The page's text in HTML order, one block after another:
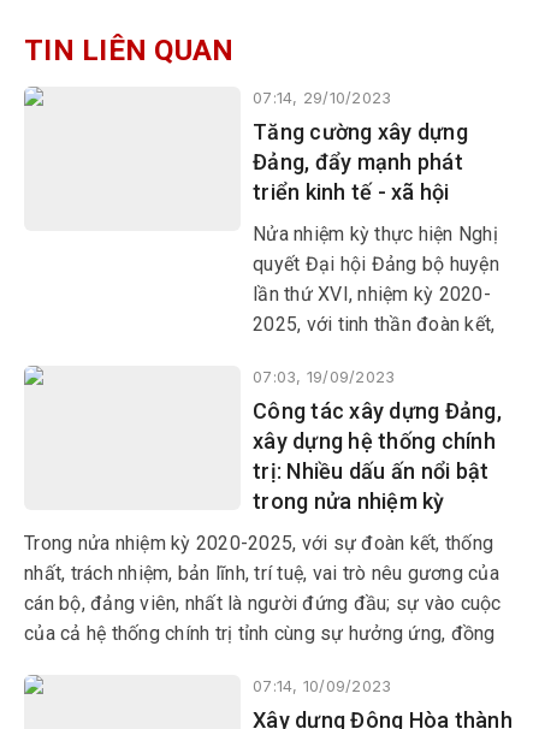
TIN LIÊN QUAN
07:14, 29/10/2023
Tăng cường xây dựng
Đảng, đẩy mạnh phát
triển kinh tế - xã hội
Nửa nhiệm kỳ thực hiện Nghị
quyết Đại hội Đảng bộ huyện
lần thứ XVI, nhiệm kỳ 2020-
2025, với tinh thần đoàn kết,
quyền và Nhân dân huyện Phú
Hòa đã vượt qua nhiều khó
khăn, thách thức, đạt được kết
quả khá toàn diện trên các lĩnh
vực
07:03, 19/09/2023
Công tác xây dựng Đảng,
xây dựng hệ thống chính
trị: Nhiều dấu ấn nổi bật
trong nửa nhiệm kỳ
Trong nửa nhiệm kỳ 2020-2025, với sự đoàn kết, thống
nhất, trách nhiệm, bản lĩnh, trí tuệ, vai trò nêu gương của
cán bộ, đảng viên, nhất là người đứng đầu; sự vào cuộc
của cả hệ thống chính trị tỉnh cùng sự hưởng ứng, đồng
xây dựng Đảng
07:14, 10/09/2023
Xây dựng Đông Hòa thành